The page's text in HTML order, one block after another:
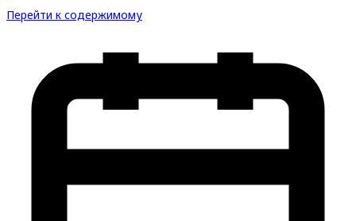
Перейти к содержимому